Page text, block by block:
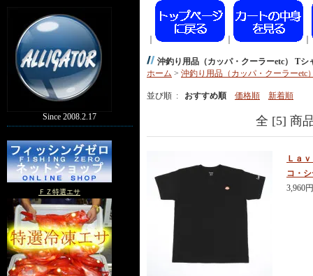
Since 2008.2.17
ＦＺ特選エサ
沖釣り用品（カッパ・クーラーetc） Tシ
ホーム > 沖釣り用品（カッパ・クーラーetc
並び順 : おすすめ順 価格順 新着順
全 [5] 商
Ｌａ
コ・
3,960